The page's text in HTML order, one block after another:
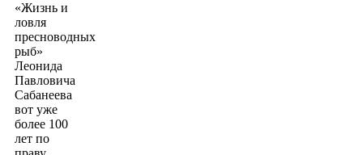
«Жизнь и
ловля
пресноводных
рыб»
Леонида
Павловича
Сабанеева
вот уже
более 100
лет по